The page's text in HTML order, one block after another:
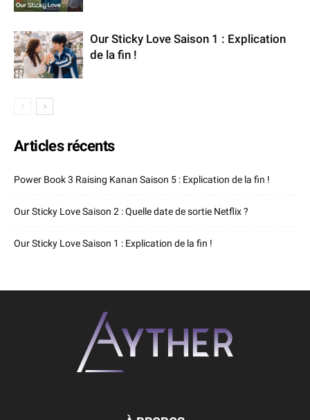
Our Sticky Love Saison 1 : Explication
de la fin !
Articles récents
Power Book 3 Raising Kanan Saison 5 : Explication de la fin !
Our Sticky Love Saison 2 : Quelle date de sortie Netflix ?
Our Sticky Love Saison 1 : Explication de la fin !